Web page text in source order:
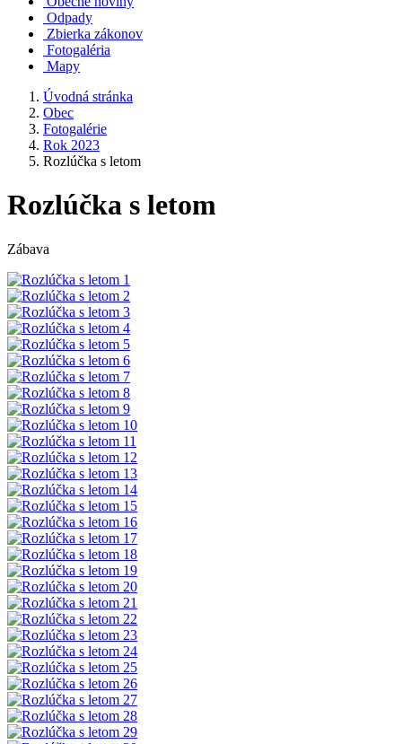
Odpady
Zbierka zákonov
Fotogaléria
Mapy
Úvodná stránka
Obec
Fotogalérie
Rok 2023
Rozlúčka s letom
Rozlúčka s letom
Zábava